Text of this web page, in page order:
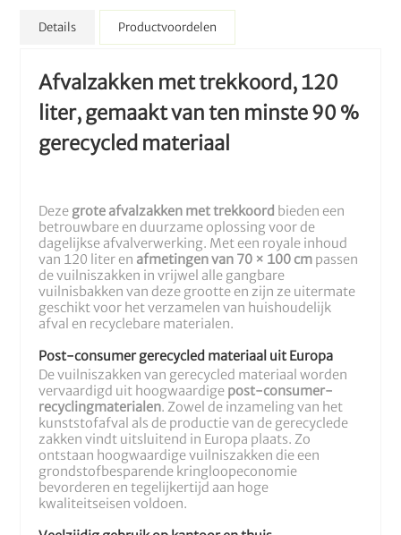
Details
Afvalzakken met trekkoord, 120
liter, gemaakt van ten minste 90 %
gerecycled materiaal
Deze grote afvalzakken met trekkoord bieden een
betrouwbare en duurzame oplossing voor de
dagelijkse afvalverwerking. Met een royale inhoud
van 120 liter en afmetingen van 70 × 100 cm passen
de vuilniszakken in vrijwel alle gangbare
vuilnisbakken van deze grootte en zijn ze uitermate
geschikt voor het verzamelen van huishoudelijk
afval en recyclebare materialen.
Post-consumer gerecycled materiaal uit Europa
De vuilniszakken van gerecycled materiaal worden
vervaardigd uit hoogwaardige post-consumer-
recyclingmaterialen. Zowel de inzameling van het
kunststofafval als de productie van de gerecyclede
zakken vindt uitsluitend in Europa plaats. Zo
ontstaan hoogwaardige vuilniszakken die een
grondstofbesparende kringloopeconomie
bevorderen en tegelijkertijd aan hoge
kwaliteitseisen voldoen.
Productvoordelen